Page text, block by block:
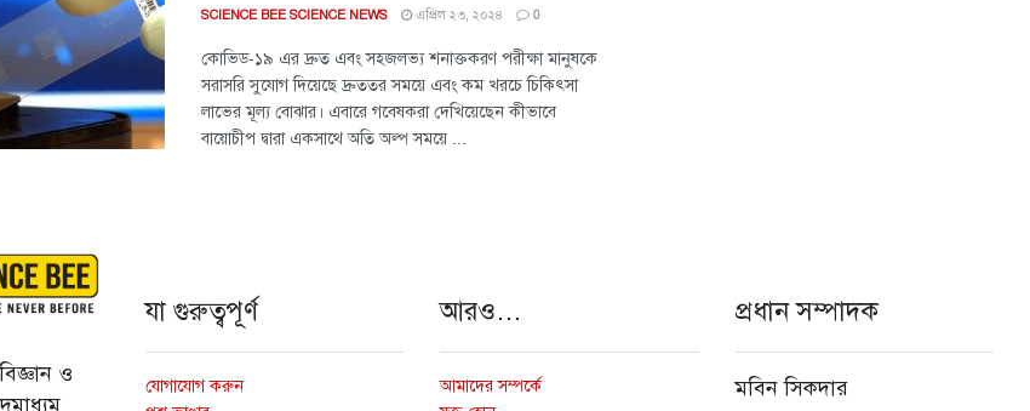
SCIENCE BEE SCIENCE NEWS এপ্রিল ২৩, ২০২৪ 0
কোভিড-১৯ এর দ্রুত এবং সহজলভ্য শনাক্তকরণ পরীক্ষা মানুষকে
সরাসরি সুযোগ দিয়েছে দ্রুততর সময়ে এবং কম খরচে চিকিৎসা
লাভের মূল্য বোঝার। এবারে গবেষকরা দেখিয়েছেন কীভাবে
বায়োচীপ দ্বারা একসাথে অতি অল্প সময়ে ...
ও
যা গুরুত্বপূর্ণ
যোগাযোগ করুন
আরও…
আমাদের সম্পর্কে
প্রধান সম্পাদক
মবিন সিকদার